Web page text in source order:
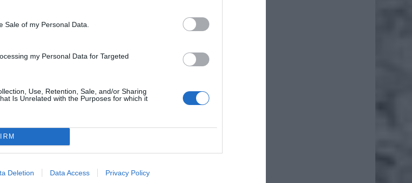
Sale of my Personal Data.
my Personal Data for Targeted
Use, Retention, Sale, and/or Sharing
Is Unrelated with the Purposes for which it
Deletion Data Access Privacy Policy
ad
limit od marca 2027 roku. Policzyliśmy, ile może
emeryturze 2200, 2400, 2600 i 2700 zł
do kuchni. Air fryer tańszy aż o 150 zł, a to dopiero